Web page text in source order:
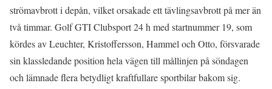
strömavbrott i depån, vilket orsakade ett tävlingsavbrott på mer än
två timmar. Golf GTI Clubsport 24 h med startnummer 19, som
kördes av Leuchter, Kristoffersson, Hammel och Otto, försvarade
sin klassledande position hela vägen till mållinjen på söndagen
och lämnade flera betydligt kraftfullare sportbilar bakom sig.